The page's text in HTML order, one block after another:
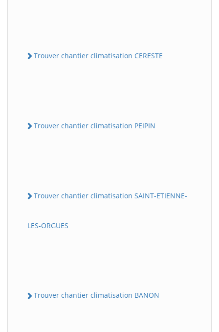
Trouver chantier climatisation CERESTE
Trouver chantier climatisation PEIPIN
Trouver chantier climatisation SAINT-ETIENNE-
LES-ORGUES
Trouver chantier climatisation BANON